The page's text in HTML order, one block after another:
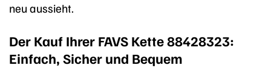
neu aussieht.
Der Kauf Ihrer FAVS Kette 88428323:
Einfach, Sicher und Bequem